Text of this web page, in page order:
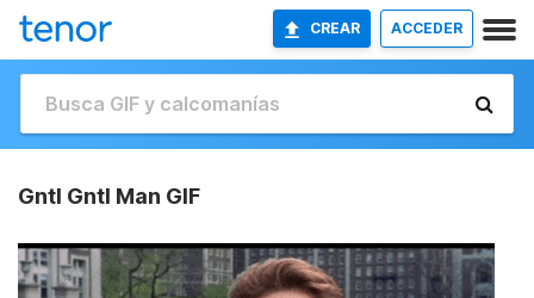
CREAR ACCEDER
Gntl Gntl Man GIF